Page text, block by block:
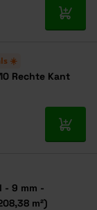
In
☀️
Rechte Kant
In
- 9 mm -
m²)